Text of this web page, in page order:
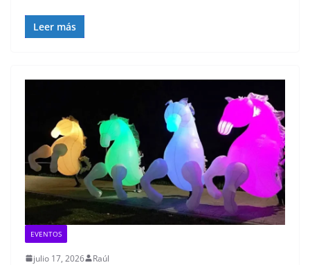
Leer más
EVENTOS
julio 17, 2026 Raúl